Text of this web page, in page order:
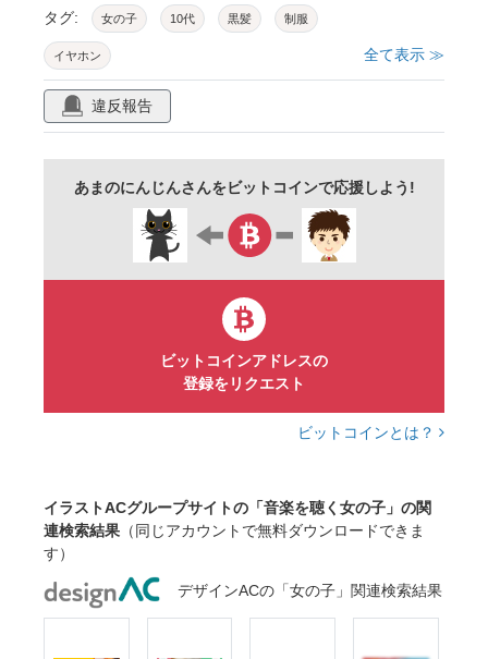
タグ: 女の子 10代 黒髪 制服
イヤホン 全て表示 ≫
違反報告
あまのにんじんさんをビットコインで応援しよう!
ビットコインアドレスの
登録をリクエスト
ビットコインとは？
イラストACグループサイトの「音楽を聴く女の子」の関
連検索結果 （同じアカウントで無料ダウンロードできま
す）
デザインACの「女の子」関連検索結果